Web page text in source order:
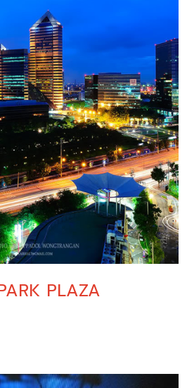
PLAZA